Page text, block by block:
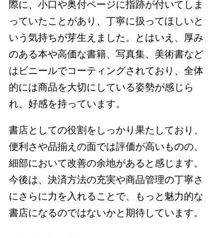
際に、小口や奥付ページに指跡が付いてしま
っていたことがあり、丁寧に扱ってほしいと
いう気持ちが芽生えました。とはいえ、厚み
のある本や高価な書籍、写真集、美術書など
はビニールでコーティングされており、全体
的には商品を大切にしている姿勢が感じら
れ、好感を持っています。
書店としての役割をしっかり果たしており、
便利さや品揃えの面では評価が高いものの、
細部において改善の余地があると感じます。
今後は、決済方法の充実や商品管理の丁寧さ
にさらに力を入れることで、もっと魅力的な
書店になるのではないかと期待しています。